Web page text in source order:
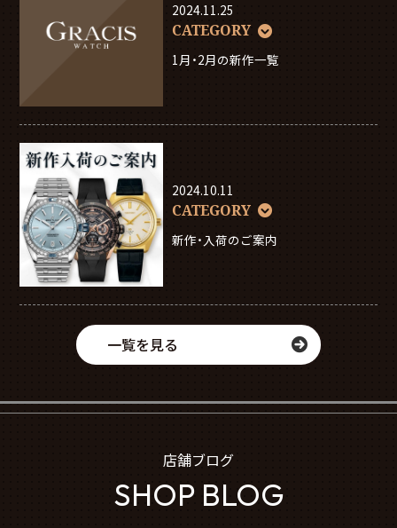
2024.11.25
CATEGORY
1月・2月の新作一覧
2024.10.11
CATEGORY
新作・入荷のご案内
一覧を見る
店舗ブログ
SHOP BLOG